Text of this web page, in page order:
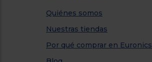
Quiénes somos
Nuestras tiendas
Por qué comprar en Euronics